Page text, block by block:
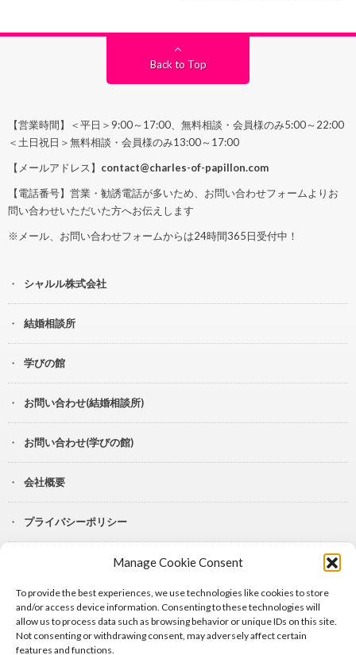
Manage Cookie Consent
To provide the best experiences, we use technologies like cookies to store
and/or access device information. Consenting to these technologies will
allow us to process data such as browsing behavior or unique IDs on this site.
Not consenting or withdrawing consent, may adversely affect certain
features and functions.
Back to Top
【営業時間】＜平日＞9:00～17:00、無料相談・会員様のみ5:00～22:00
＜土日祝日＞無料相談・会員様のみ13:00～17:00
【メールアドレス】 contact@charles-of-papillon.com
【電話番号】営業・勧誘電話が多いため、お問い合わせフォームよりお
問い合わせいただいた方へお伝えします
※メール、お問い合わせフォームからは24時間365日受付中！
シャルル株式会社
結婚相談所
学びの館
お問い合わせ(結婚相談所)
お問い合わせ(学びの館)
会社概要
プライバシーポリシー
Lit.Link